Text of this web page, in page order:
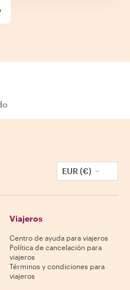
EUR (€)
Viajeros
Centro de ayuda para viajeros
Política de cancelación para
viajeros
Términos y condiciones para
viajeros